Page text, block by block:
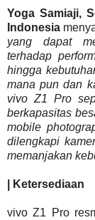
Yoga Samiaji,
Indonesia
yang dapat
terhadap
hingga
mana pun dan
vivo Z1 Pro
berkapasitas
mobile
dilengkapi
memanjakan
| Ketersediaan
vivo Z1 Pro